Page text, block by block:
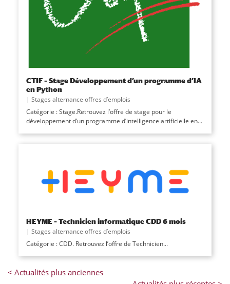
CTIF – Stage Développement d’un programme d’IA
en Python
| Stages alternance offres d’emplois
Catégorie : Stage.Retrouvez l’offre de stage pour le
développement d’un programme d’intelligence artificielle en...
HEYME – Technicien informatique CDD 6 mois
| Stages alternance offres d’emplois
Catégorie : CDD. Retrouvez l’offre de Technicien...